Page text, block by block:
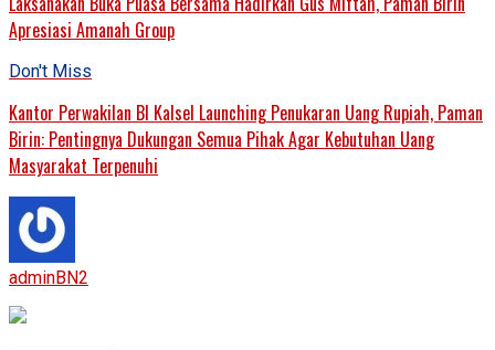
Apresiasi Amanah Group
Don't Miss
Kantor Perwakilan BI Kalsel Launching Penukaran Uang Rupiah, Paman
Birin: Pentingnya Dukungan Semua Pihak Agar Kebutuhan Uang
Masyarakat Terpenuhi
adminBN2